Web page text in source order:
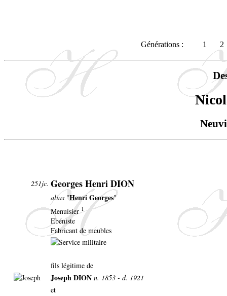
Générations : 1 2
251jc. Georges Henri DION
alias "Henri Georges"
Menuisier1
Ebéniste
Fabricant de meubles
fils légitime de
Joseph DION n. 1853 - d. 1921
et